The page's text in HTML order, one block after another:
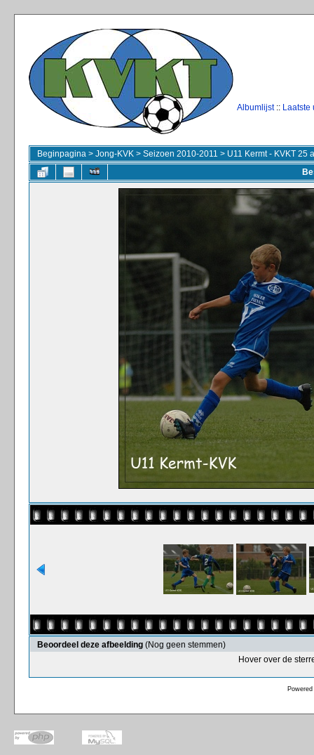
Albumlijst:: Laatste
Beginpagina > Jong-KVK > Seizoen 2010-2011 > U11 Kermt - KVKT 25
Beoordeel deze afbeelding (Nog geen stemmen)
Hover over de